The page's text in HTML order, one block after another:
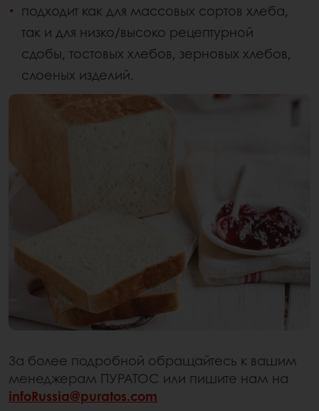
подходит как для массовых сортов хлеба,
так и для низко/высоко рецептурной
сдобы, тостовых хлебов, зерновых хлебов,
слоеных изделий.
За более подробной обращайтесь к вашим
менеджерам ПУРАТОС или пишите нам на
infoRussia@puratos.com